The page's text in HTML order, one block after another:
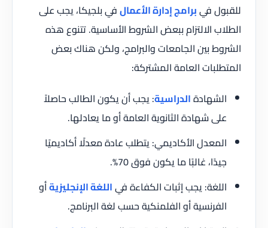
للقبول فيبرامج إدارة الأعمالفي بلجيكا، يجب على
الطلاب الالتزام ببعض الشروط الأساسية. تتنوع هذه
الشروط بين الجامعات والبرامج، ولكن هناك بعض
المتطلبات العامة المشتركة:
الشهادةالدراسية: يجب أن يكون الطالب حاصلاً
على شهادة الثانوية العامة أو ما يعادلها.
المعدل الأكاديمي: يتطلب عادة معدلًا أكاديميًا
جيدًا، غالبًا ما يكون فوق 70%.
اللغة: يجب إثبات الكفاءة فياللغة الإنجليزيةأو
الفرنسية أو الفلمنكية حسب لغة البرنامج.